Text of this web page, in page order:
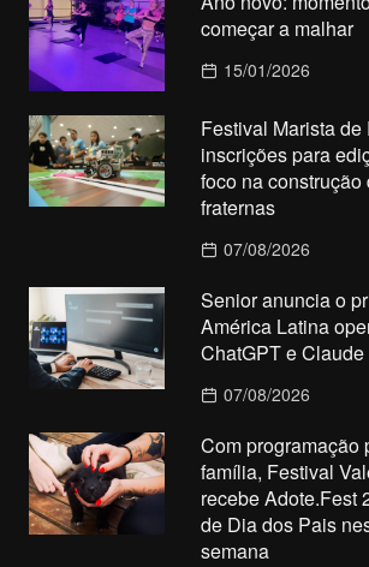
começar a malhar
15/01/2026
Festival Marista
inscrições para
foco na
fraternas
07/08/2026
Senior anuncia o
América Latina
ChatGPT e Claude
07/08/2026
Com programação
família, Festival
recebe Adote.Fest
de Dia dos Pais
semana